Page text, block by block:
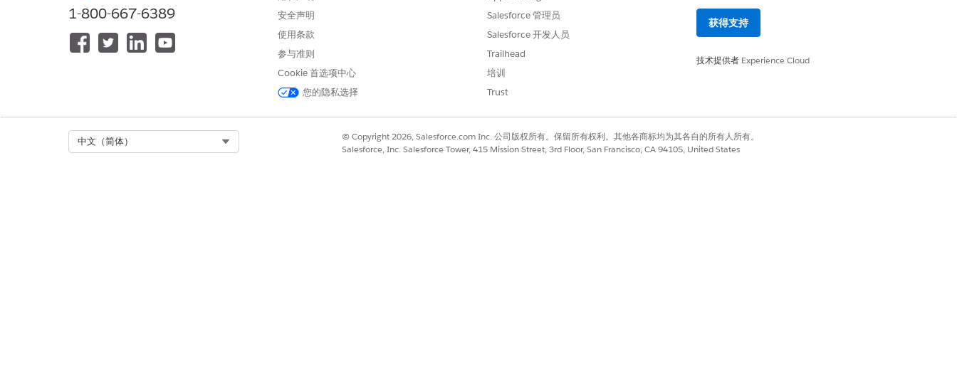
reserveRoutableNumber 电话集成 API callid参数中包含 VC1 ID。
如果在呼叫从客服人员转移到代表时创建第三个语音呼叫记录，请将代表语音呼叫记录 (VC3) 与客服人员语音呼叫记录 (VC2) 连接起
来。此过程因电话系统而异。有关详细信息，请参阅
Genesys 中语音呼叫连接配置示例。
Genesys 中的语音呼叫连接配置示例
将代表语音通话记录 (VC3) 与客服人员语音通话记录 (VC2) 连接的步骤因电话系统而异。此示例说明了如何在 Genesys 中执行此配置。
另请参阅：
连接相关语音呼叫
1-800-667-6389
安全声明
使用条款
参与准则
Cookie 首选项中心
您的隐私选择
Salesforce 管理员
Salesforce 开发人员
Trailhead
培训
Trust
获得支持
技术提供者 Experience Cloud
中文（简体）
© Copyright 2026, Salesforce.com Inc. 公司版权所有。保留所有权利。其他各商标均为其各自的所有人所有。
Salesforce, Inc. Salesforce Tower, 415 Mission Street, 3rd Floor, San Francisco, CA 94105, United States